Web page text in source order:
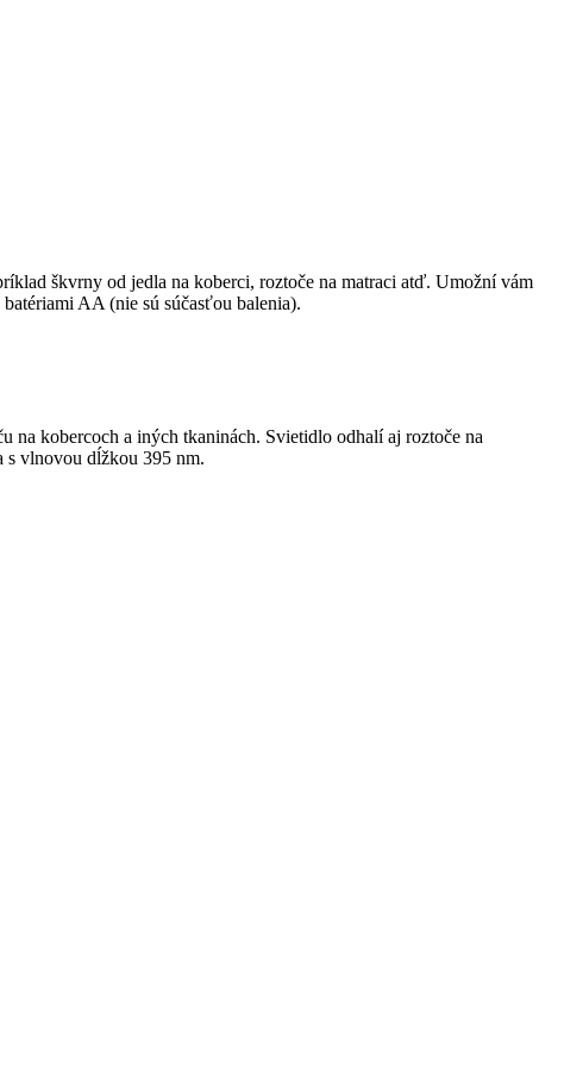
škvrny od jedla na koberci, roztoče na matraci atď. Umožní vám
AA (nie sú súčasťou balenia).
kobercoch a iných tkaninách. Svietidlo odhalí aj roztoče na
s vlnovou dĺžkou 395 nm.